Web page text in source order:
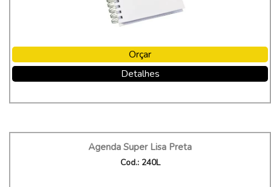
Orçar
Detalhes
Agenda Super Lisa Preta
Cod.: 240L